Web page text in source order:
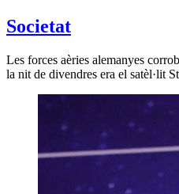
Societat
Les forces aèries alemanyes
la nit de divendres era el satèl·lit